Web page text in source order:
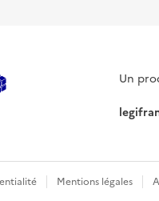
Un
Mentions légales